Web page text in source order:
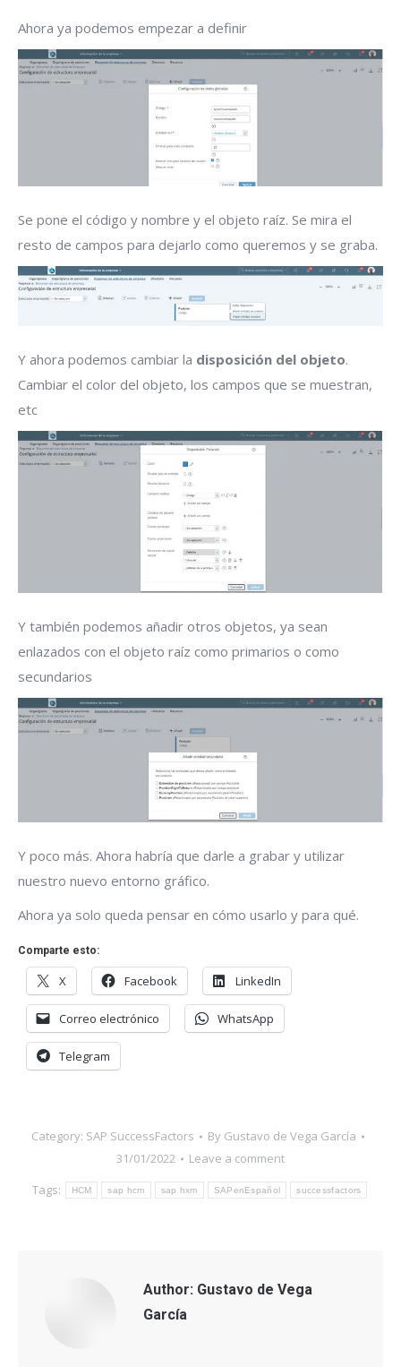
Ahora ya podemos empezar a definir
Se pone el código y nombre y el objeto raíz. Se mira el
resto de campos para dejarlo como queremos y se graba.
Y ahora podemos cambiar la disposición del objeto.
Cambiar el color del objeto, los campos que se muestran,
etc
Y también podemos añadir otros objetos, ya sean
enlazados con el objeto raíz como primarios o como
secundarios
Y poco más. Ahora habría que darle a grabar y utilizar
nuestro nuevo entorno gráfico.
Ahora ya solo queda pensar en cómo usarlo y para qué.
Comparte esto:
X Facebook LinkedIn
Correo electrónico WhatsApp
Telegram
Category: SAP SuccessFactors By Gustavo de Vega García
31/01/2022
Leave a comment
Tags:
HCM sap hcm sap hxm SAPenEspañol successfactors
Author: Gustavo de Vega
García